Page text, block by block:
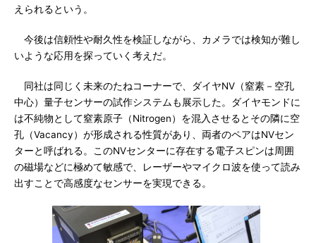
えられるという。
今後は信頼性や耐久性を検証しながら、カメラでは検知が難し
いような応用を探っていく考えだ。
同社は同じく未来のたねコーナーで、ダイヤNV（窒素－空孔
中心）量子センサーの試作システムも展示した。ダイヤモンドに
は不純物として窒素原子（Nitrogen）を混入させるとその隣に空
孔（Vacancy）が形成される性質があり、両者のペアはNVセン
ターと呼ばれる。このNVセンターに存在する電子スピンは周囲
の磁場などに極めて敏感で、レーザーやマイクロ波を使って読み
出すことで高感度なセンサーを実現できる。